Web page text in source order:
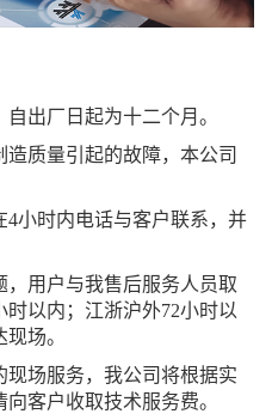
出厂日起为十二个月。
质量引起的故障，本公司
小时内电话与客户联系，并
用户与我售后服务人员取
以内；江浙沪外72小时以
场。
场服务，我公司将根据实
客户收取技术服务费。